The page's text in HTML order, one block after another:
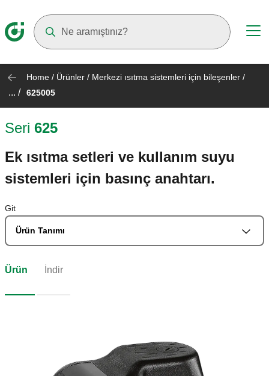
Home / Ürünler / Merkezi ısıtma sistemleri için bileşenler /
... / 625005
Seri 625
Ek ısıtma setleri ve kullanım suyu
sistemleri için basınç anahtarı.
Git
Ürün Tanımı
Ürün İndir